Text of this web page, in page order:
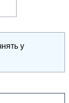
у